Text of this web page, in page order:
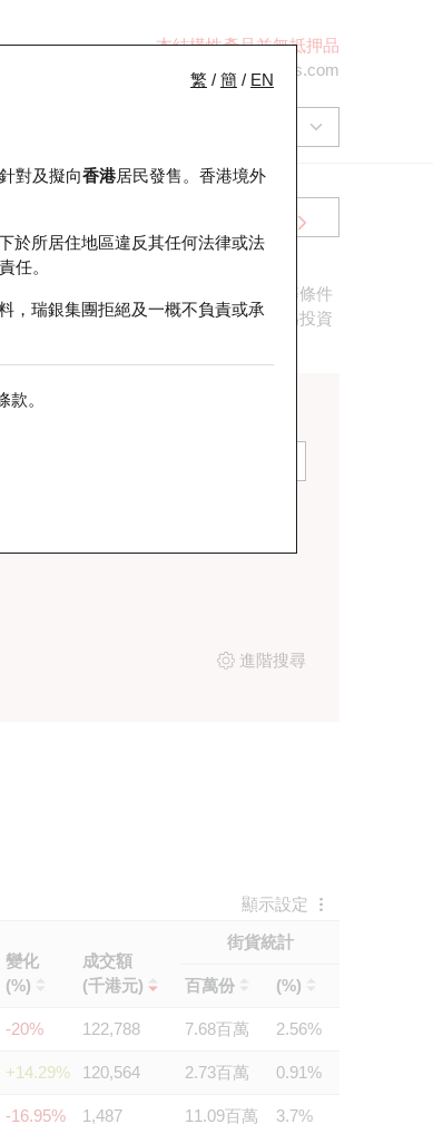
本結構性產品並無抵押品
ol-hkwarrants@ubs.com
繁 / 簡 / EN
對及擬向香港居民發售。香港境外
於所居住地區違反其任何法律或法
任。
，瑞銀集團拒絕及一概不負責或承
款。
行商、相關資產、到期日、換股比率等條件
如行使價、換股比率、引伸波幅等，為投資
進階搜尋
顯示設定
變化
(%)
成交額
(千港元)
街貨統計
百萬份 (%)
-20% 122,788 7.68百萬 2.56%
+14.29% 120,564 2.73百萬 0.91%
-16.95% 1,487 11.09百萬 3.7%